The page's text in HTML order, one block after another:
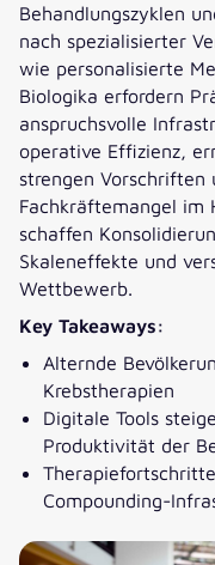
Behandlungszyklen
nach spezialisierter
wie personalisierte
Biologika erfordern
anspruchsvolle
operative Effizienz,
strengen Vorschriften
Fachkräftemangel im
schaffen
Skaleneffekte und
Wettbewerb.
Key Takeaways:
Alternde
Krebstherapien
Digitale Tools
Produktivität der
Compounding-